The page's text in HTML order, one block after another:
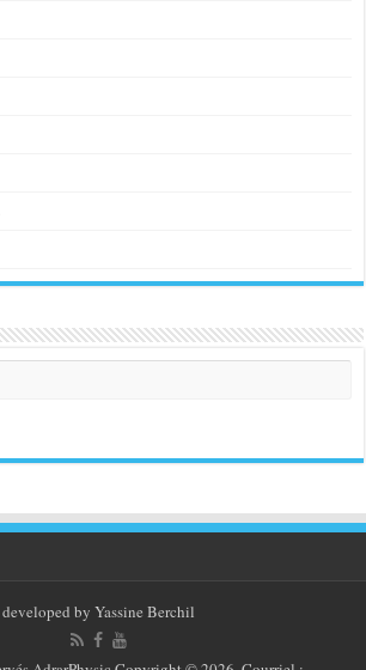
developed by Yassine Berchil